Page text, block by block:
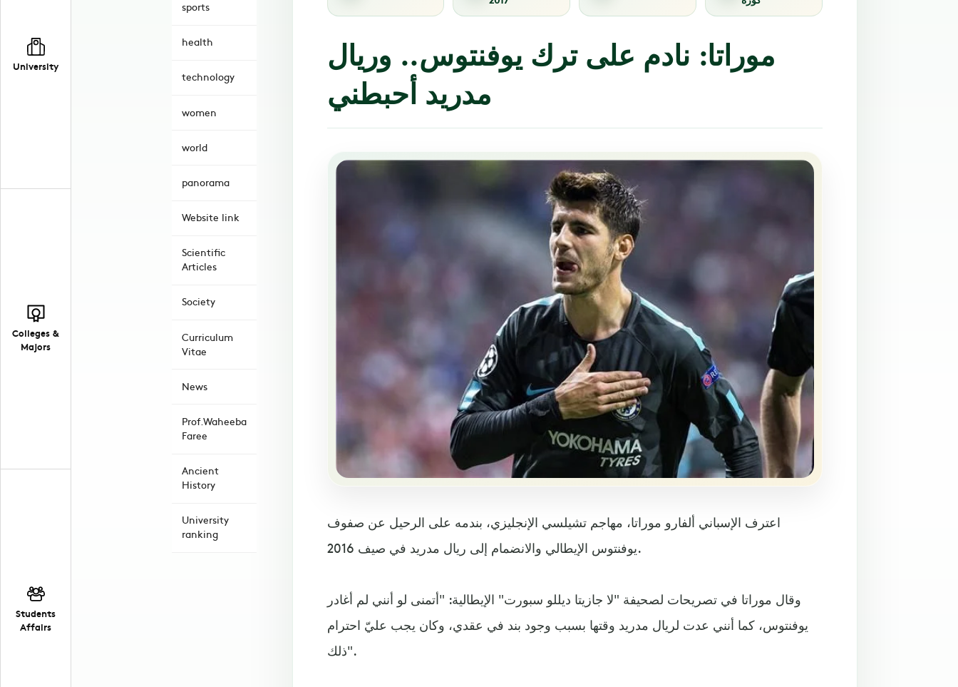
University
Colleges &
Majors
Students
Affairs
sports
health
technology
women
world
panorama
Website link
Scientific
Articles
Society
Curriculum
Vitae
News
Prof.Waheeba
Faree
Ancient
History
University
ranking
موراتا: نادم على ترك يوفنتوس.. وريال
مدريد أحبطني
اعترف الإسباني ألفارو موراتا، مهاجم تشيلسي الإنجليزي، بندمه على الرحيل عن صفوف
يوفنتوس الإيطالي والانضمام إلى ريال مدريد في صيف 2016.
وقال موراتا في تصريحات لصحيفة "لا جازيتا ديللو سبورت" الإيطالية: "أتمنى لو أنني لم أغادر
يوفنتوس، كما أنني عدت لريال مدريد وقتها بسبب وجود بند في عقدي، وكان يجب عليّ احترام
ذلك".